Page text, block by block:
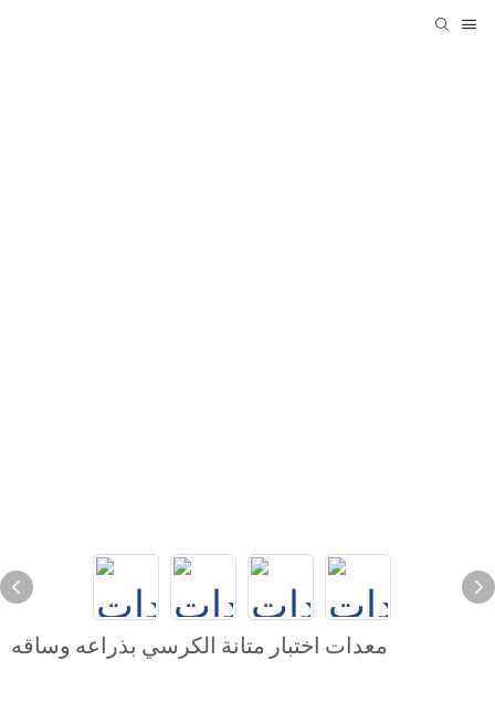
معدات اختبار متانة الكرسي بذراعه وساقه